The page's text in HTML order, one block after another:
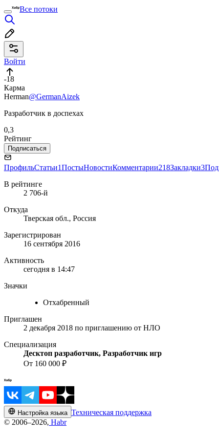
Все потоки
Войти
-18
Карма
Herman@GermanAizek
Разработчик в доспехах
0,3
Рейтинг
Подписаться
ПрофильСтатьи1ПостыНовостиКомментарии218Закладки3
В рейтинге
2 706-й
Откуда
Тверская обл., Россия
Зарегистрирован
16 сентября 2016
Активность
сегодня в 14:47
Значки
Отхабренный
Приглашен
2 декабря 2018 по приглашению от НЛО
Специализация
Десктоп разработчик, Разработчик игр
От 160 000 ₽
Настройка языка Техническая поддержка
© 2006–2026, Habr